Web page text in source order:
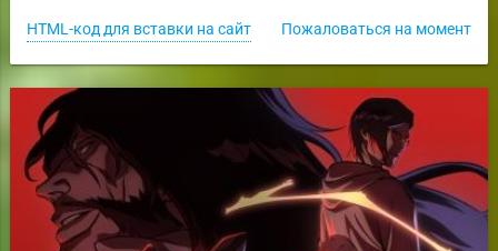
Пожаловаться на момент
HTML-код для вставки на сайт